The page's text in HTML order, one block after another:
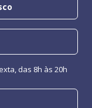
das 8h às 20h